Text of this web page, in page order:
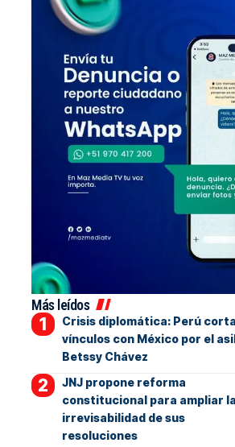
Más leídos
Crisis diplomática: Perú corta
vínculos con México por el
Betssy Chávez
JNJ propone reforma
constitucional para ampliar la
irrevisabilidad de sus
resoluciones